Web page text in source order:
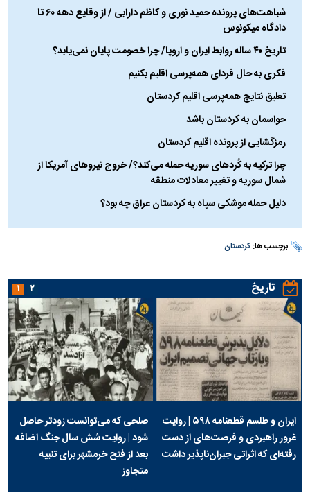
شباهت‌های پرونده حمید نوری و کاظم دارابی / از وقایع دهه ۶۰ تا
دادگاه میکونوس
تاریخ ۴۰ ساله روابط ایران و اروپا/ چرا خصومت پایان نمی‌یابد؟
فکری به حال فردای همه‌پرسی اقلیم بکنیم
تعلیق نتایج همه‌پرسی اقلیم کردستان
حواسمان به کردستان باشد
رمز‌گشایی از پرونده اقلیم کردستان
چرا ترکیه به کُردهای سوریه حمله می‌کند؟/ خروج نیروهای آمریکا از
شمال سوریه و تغییر معادلات منطقه
دلیل حمله موشکی سپاه به کردستان عراق چه بود؟
برچسب ها:کردستان
تاریخ
ایران و طلسم قطعنامه ۵۹۸ | روایت
غرور راهبردی و فرصت‌های از دست
رفته‌ای که اثراتی جبران‌ناپذیر داشت
صلحی که می‌توانست زودتر حاصل
شود | روایت شش سال جنگ اضافه
بعد از فتح خرمشهر برای تنبیه
متجاوز
۱ ۲